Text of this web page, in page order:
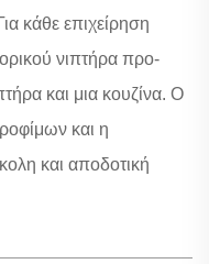
κάθε επιχείρηση
νιπτήρα προ-
και μια κουζίνα. Ο
και η
και αποδοτική